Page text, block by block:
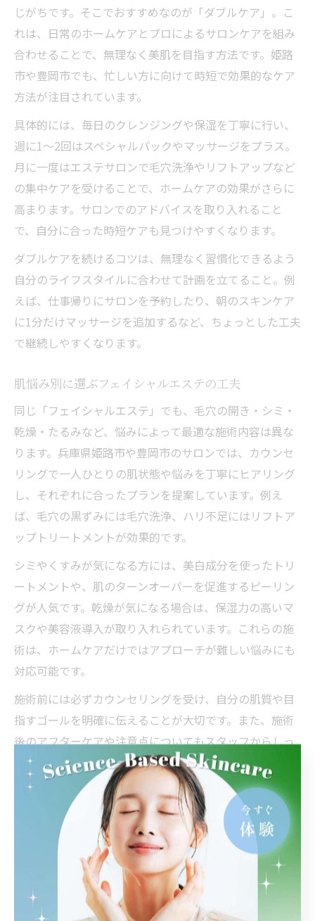
じがちです。そこでおすすめなのが「ダブルケア」。こ
れは、日常のホームケアとプロによるサロンケアを組み
合わせることで、無理なく美肌を目指す方法です。姫路
市や豊岡市でも、忙しい方に向けて時短で効果的なケア
方法が注目されています。
具体的には、毎日のクレンジングや保湿を丁寧に行い、
週に1〜2回はスペシャルパックやマッサージをプラス。
月に一度はエステサロンで毛穴洗浄やリフトアップなど
の集中ケアを受けることで、ホームケアの効果がさらに
高まります。サロンでのアドバイスを取り入れること
で、自分に合った時短ケアも見つけやすくなります。
ダブルケアを続けるコツは、無理なく習慣化できるよう
自分のライフスタイルに合わせて計画を立てること。例
えば、仕事帰りにサロンを予約したり、朝のスキンケア
に1分だけマッサージを追加するなど、ちょっとした工夫
で継続しやすくなります。
肌悩み別に選ぶフェイシャルエステの工夫
同じ「フェイシャルエステ」でも、毛穴の開き・シミ・
乾燥・たるみなど、悩みによって最適な施術内容は異な
ります。兵庫県姫路市や豊岡市のサロンでは、カウンセ
リングで一人ひとりの肌状態や悩みを丁寧にヒアリング
し、それぞれに合ったプランを提案しています。例え
ば、毛穴の黒ずみには毛穴洗浄、ハリ不足にはリフトア
ップトリートメントが効果的です。
シミやくすみが気になる方には、美白成分を使ったトリ
ートメントや、肌のターンオーバーを促進するピーリン
グが人気です。乾燥が気になる場合は、保湿力の高いマ
スクや美容液導入が取り入れられています。これらの施
術は、ホームケアだけではアプローチが難しい悩みにも
対応可能です。
施術前には必ずカウンセリングを受け、自分の肌質や目
指すゴールを明確に伝えることが大切です。また、施術
後のアフターケアや注意点についてもスタッフからしっ
かり説明を受けることで、トラブルを防ぎながら理想の
肌に近づけます。
自宅ケアとサロン施術の効果的な取り入れ方
美肌を目指すには、日常の自宅ケアとサロンでの専門施
術をバランスよく取り入れることが重要です。自宅で
は、正しい洗顔や保湿、紫外線対策を徹底しましょう。
特に、クレンジングや洗顔は優しく丁寧に行うことで、